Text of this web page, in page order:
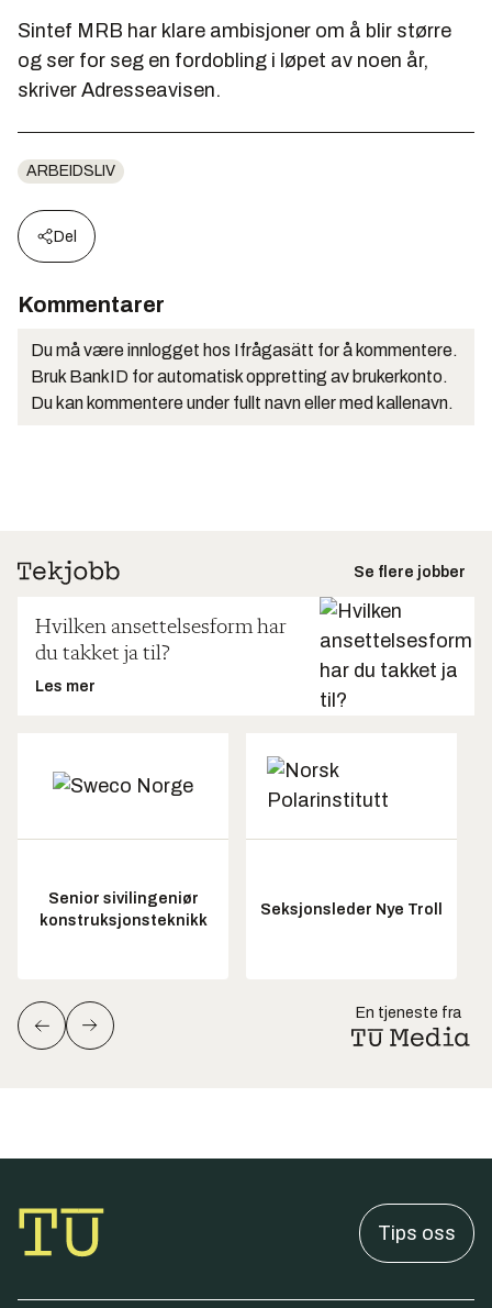
Sintef MRB har klare ambisjoner om å blir større
og ser for seg en fordobling i løpet av noen år,
skriver Adresseavisen.
ARBEIDSLIV
Del
Kommentarer
Du må være innlogget hos Ifrågasätt for å kommentere.
Bruk BankID for automatisk oppretting av brukerkonto.
Du kan kommentere under fullt navn eller med kallenavn.
Se flere jobber
Hvilken ansettelsesform har
du takket ja til?
Les mer
Senior sivilingeniør
konstruksjonsteknikk
Seksjonsleder Nye Troll
En tjeneste fra
Tips oss